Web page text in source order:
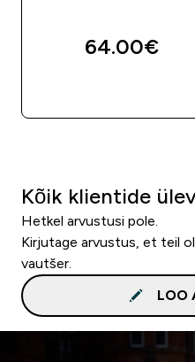
64.00€‎
Kõik klientide
Hetkel arvustusi pole.
Kirjutage arvustus, et teil
vautšer.
LOO